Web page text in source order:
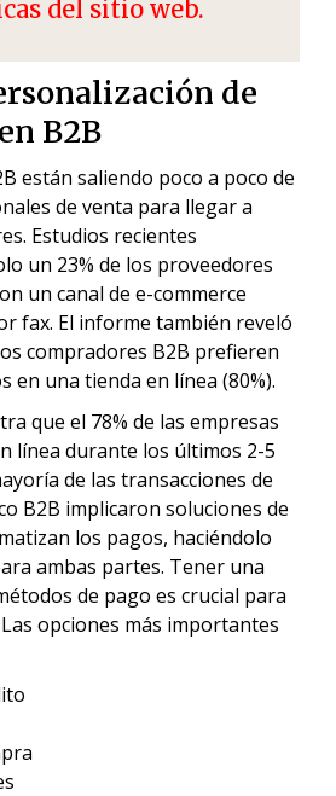
del sitio web.
de
B2B
están saliendo poco a poco de
de venta para llegar a
Estudios recientes
un 23% de los proveedores
un canal de e-commerce
fax. El informe también reveló
compradores B2B prefieren
en una tienda en línea (80%).
que el 78% de las empresas
línea durante los últimos 2-5
de las transacciones de
B2B implicaron soluciones de
los pagos, haciéndolo
ambas partes. Tener una
de pago es crucial para
opciones más importantes